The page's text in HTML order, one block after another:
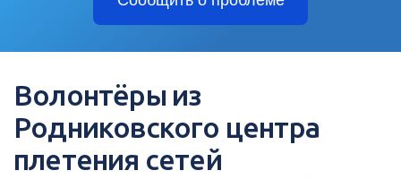
Волонтёры из
Родниковского центра
плетения сетей